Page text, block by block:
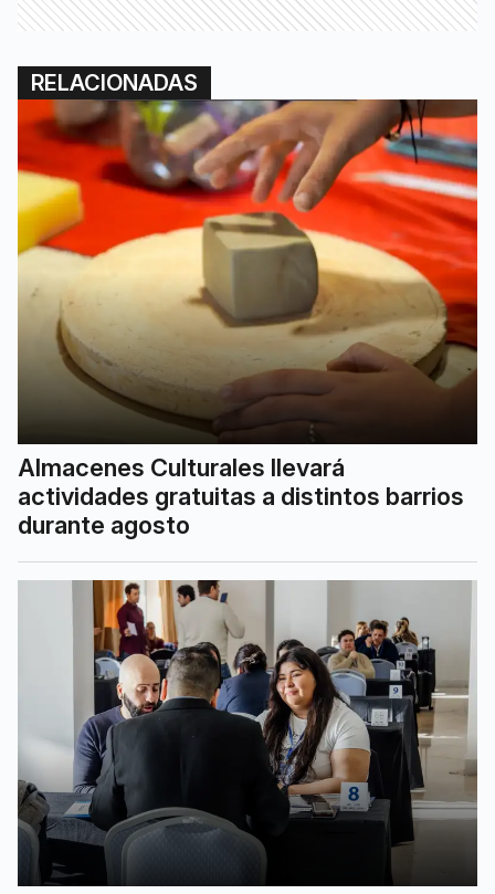
RELACIONADAS
Almacenes Culturales llevará
actividades gratuitas a distintos barrios
durante agosto